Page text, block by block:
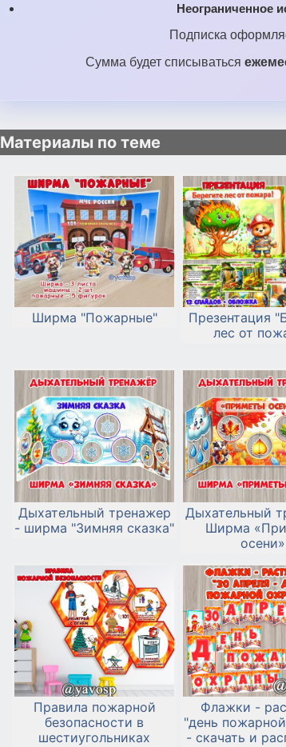
Неограниченное
Подписка
Сумма будет списываться
Материалы по теме
Ширма "Пожарные"
Презентация
лес от
Дыхательный тренажер
- ширма "Зимняя сказка"
Дыхательный
Ширма
осени»
Правила пожарной
безопасности в
шестиугольниках
Флажки -
"день
- скачать и